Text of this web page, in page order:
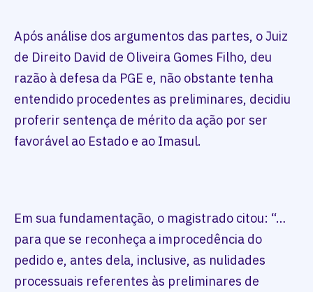
Após análise dos argumentos das partes, o Juiz
de Direito David de Oliveira Gomes Filho, deu
razão à defesa da PGE e, não obstante tenha
entendido procedentes as preliminares, decidiu
proferir sentença de mérito da ação por ser
favorável ao Estado e ao Imasul.
Em sua fundamentação, o magistrado citou: “…
para que se reconheça a improcedência do
pedido e, antes dela, inclusive, as nulidades
processuais referentes às preliminares de